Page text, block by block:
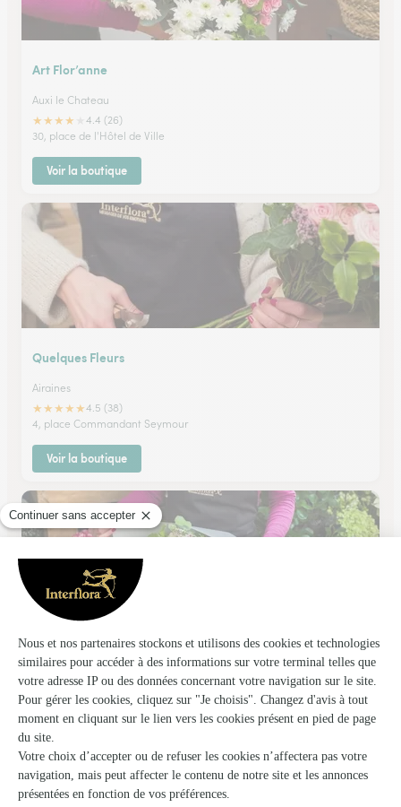
Art Flor’anne
Auxi le Chateau
★★★★
4.4 (26)
30, place de l'Hôtel de Ville
Voir la boutique
Quelques Fleurs
Airaines
★★★★★4.5 (38)
4, place Commandant Seymour
Voir la boutique
Atelier 47
Flixecourt
★ ★★★ ★3.9 (49)
34 Rue Roger Godard
Voir la boutique